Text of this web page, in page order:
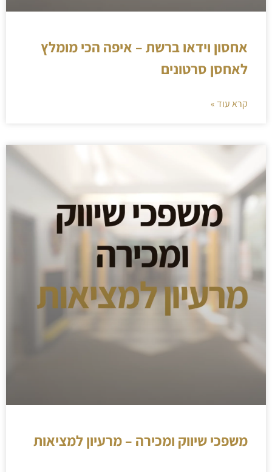
אחסון וידאו ברשת – איפה הכי מומלץ
לאחסן סרטונים
קרא עוד »
משפכי שיווק ומכירה – מרעיון למציאות